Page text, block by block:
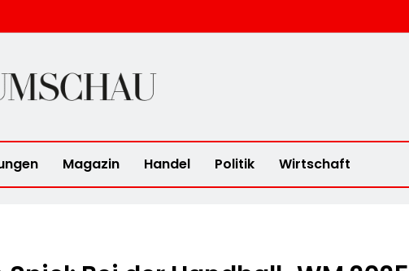
Magazin Handel Politik Wirtschaft